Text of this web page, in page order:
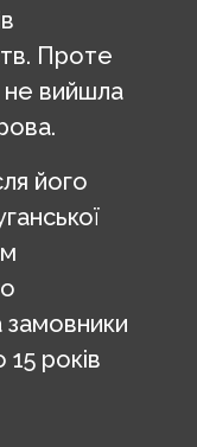
Проте
не вийшла
його
замовники
років